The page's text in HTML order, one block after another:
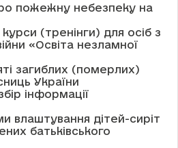
пожежну небезпеку на
(тренінги) для осіб з
«Освіта незламної
загиблих (померлих)
України
інформації
влаштування дітей-сиріт
батьківського